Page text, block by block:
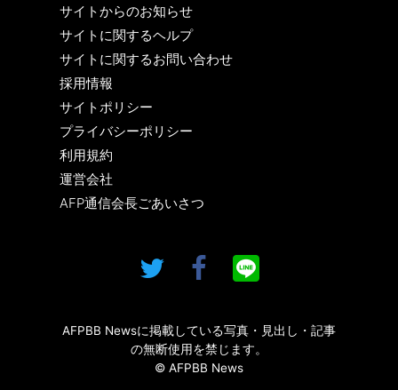
サイトからのお知らせ
サイトに関するヘルプ
サイトに関するお問い合わせ
採用情報
サイトポリシー
プライバシーポリシー
利用規約
運営会社
AFP通信会長ごあいさつ
AFPBB Newsに掲載している写真・見出し・記事
の無断使用を禁じます。
© AFPBB News